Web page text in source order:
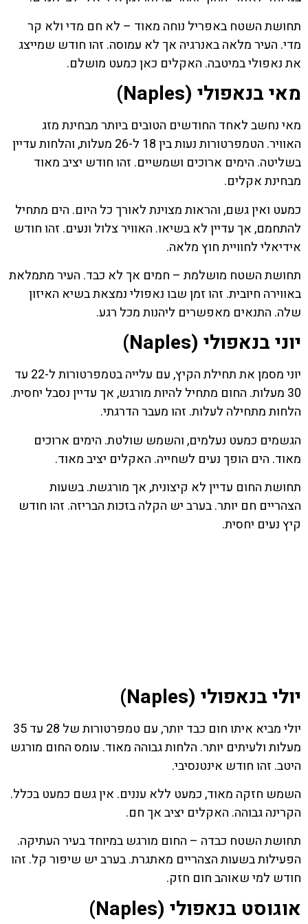
תחושת השטח באפריל נוחה מאוד – לא חם מדי ולא קר
מדי. העיר מלאה באנרגיה אך לא עמוסה. זהו חודש שמייצג
את נאפולי במיטבה. האקלים כאן כמעט מושלם.
מאי בנאפולי (Naples)
מאי נחשב לאחד החודשים הטובים ביותר מבחינת מזג
האוויר. הטמפרטורות נעות בין 18 ל-26 מעלות, והלחות עדיין
בשליטה. הימים ארוכים ושמשיים. זהו חודש יציב מאוד
מבחינת אקלים.
כמעט ואין גשם, והראות מצוינת לאורך כל היום. הים מתחיל
להתחמם, אך עדיין לא בשיאו. האוויר צלול ונעים. זהו חודש
אידיאלי לחוויית חוץ מלאה.
תחושת השטח מושלמת – חמים אך לא כבד. העיר מתמלאת
באווירה חיובית. זהו זמן שבו נאפולי נמצאת בשיא האיזון
שלה. התנאים מאפשרים ליהנות מכל רגע.
יוני בנאפולי (Naples)
יוני מסמן את תחילת הקיץ, עם עלייה בטמפרטורות ל-22 עד
30 מעלות. החום מתחיל להיות מורגש, אך עדיין נסבל יחסית.
הלחות מתחילה לעלות. זהו מעבר הדרגתי.
הגשמים כמעט נעלמים, והשמש שולטת. הימים ארוכים
מאוד. הים הופך נעים לשחייה. האקלים יציב מאוד.
תחושת החום עדיין לא קיצונית, אך מורגשת. בשעות
הצהריים חם יותר. בערב יש הקלה בזכות הבריזה. זהו חודש
קיץ נעים יחסית.
יולי בנאפולי (Naples)
יולי מביא איתו חום כבד יותר, עם טמפרטורות של 28 עד 35
מעלות ולעיתים יותר. הלחות גבוהה מאוד. עומס החום מורגש
היטב. זהו חודש אינטנסיבי.
השמש חזקה מאוד, כמעט ללא עננים. אין גשם כמעט בכלל.
הקרינה גבוהה. האקלים יציב אך חם.
תחושת השטח כבדה – החום מורגש במיוחד בעיר העתיקה.
הפעילות בשעות הצהריים מאתגרת. בערב יש שיפור קל. זהו
חודש למי שאוהב חום חזק.
אוגוסט בנאפולי (Naples)